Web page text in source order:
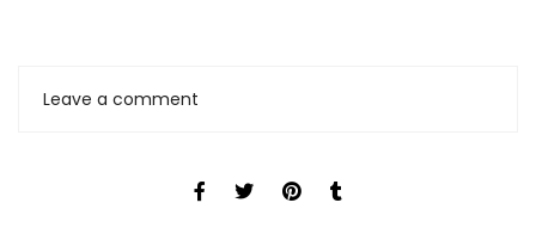
Leave a comment